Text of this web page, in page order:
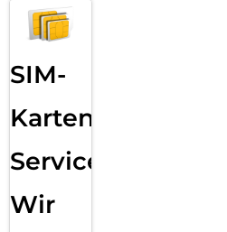
SIM-
Karten
Service:
Wir